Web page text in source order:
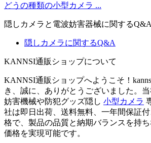
どうの種類の小型カメラ ...
隠しカメラと電波妨害器械に関するQ&A
隠しカメラに関するQ&A
KANNSI通販ショップについて
KANNSI通販ショップへようこそ！
き、誠に、ありがとうございました。
妨害機械や防犯グッズ隠し 小型カメラ
社は即日出荷、送料無料、一年間保証
格で、製品の品質と納期バランスを持
価格を実現可能です。